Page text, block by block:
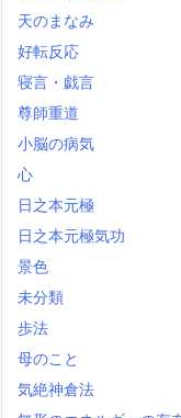
天のまなみ
好転反応
寝言・戯言
尊師重道
小脳の病気
心
日之本元極
日之本元極気功
景色
未分類
歩法
母のこと
気絶神倉法